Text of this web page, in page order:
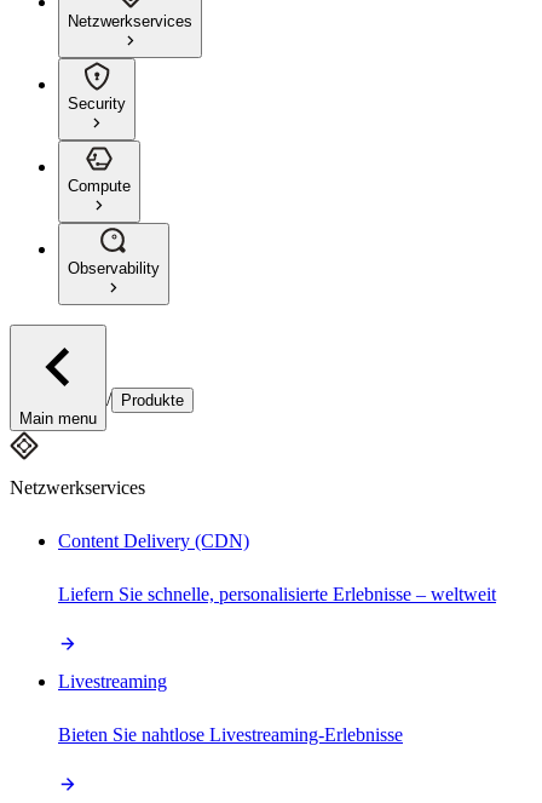
Netzwerkservices
Security
Compute
Observability
Main menu
/ Produkte
Netzwerkservices
Content Delivery (CDN)
Liefern Sie schnelle, personalisierte Erlebnisse – weltweit
Livestreaming
Bieten Sie nahtlose Livestreaming-Erlebnisse